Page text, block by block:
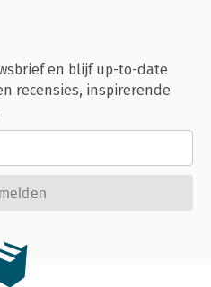
en blijf up-to-date
recensies, inspirerende